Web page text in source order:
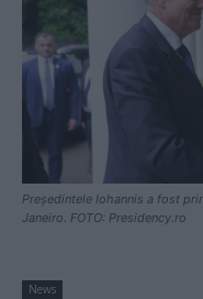
Președintele Iohannis a fost
Janeiro. FOTO: Presidency.ro
News